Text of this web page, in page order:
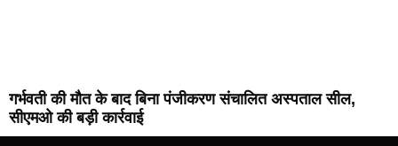
गर्भवती की मौत के बाद बिना पंजीकरण संचालित अस्पताल सील,
सीएमओ की बड़ी कार्रवाई